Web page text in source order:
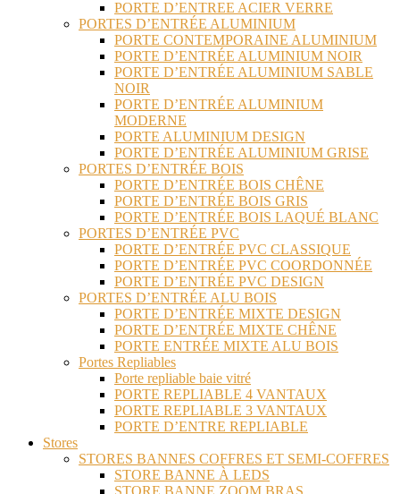
PORTE D’ENTREE ACIER VERRE
PORTES D’ENTRÉE ALUMINIUM
PORTE CONTEMPORAINE ALUMINIUM
PORTE D’ENTRÉE ALUMINIUM NOIR
PORTE D’ENTRÉE ALUMINIUM SABLE
NOIR
PORTE D’ENTRÉE ALUMINIUM
MODERNE
PORTE ALUMINIUM DESIGN
PORTE D’ENTRÉE ALUMINIUM GRISE
PORTES D’ENTRÉE BOIS
PORTE D’ENTRÉE BOIS CHÊNE
PORTE D’ENTRÉE BOIS GRIS
PORTE D’ENTRÉE BOIS LAQUÉ BLANC
PORTES D’ENTRÉE PVC
PORTE D’ENTRÉE PVC CLASSIQUE
PORTE D’ENTRÉE PVC COORDONNÉE
PORTE D’ENTRÉE PVC DESIGN
PORTES D’ENTRÉE ALU BOIS
PORTE D’ENTRÉE MIXTE DESIGN
PORTE D’ENTRÉE MIXTE CHÊNE
PORTE ENTRÉE MIXTE ALU BOIS
Portes Repliables
Porte repliable baie vitré
PORTE REPLIABLE 4 VANTAUX
PORTE REPLIABLE 3 VANTAUX
PORTE D’ENTRE REPLIABLE
Stores
STORES BANNES COFFRES ET SEMI-COFFRES
STORE BANNE À LEDS